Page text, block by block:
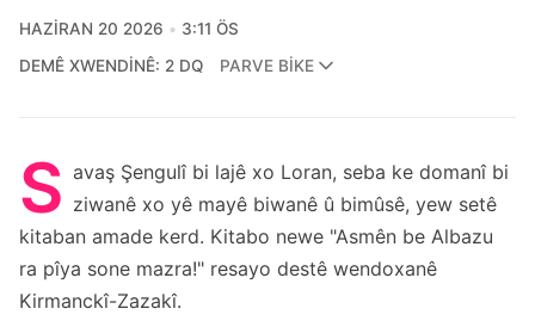
HAZIRAN 20 2026
3:11 ÖS
DEMÊ XWENDINÊ: 2 DQ
PARVE BIKE
S avaş Şengulî bi lajê xo Loran, seba ke domanî bi
ziwanê xo yê mayê biwanê û bimûsê, yew setê
kitaban amade kerd. Kitabo newe "Asmên be Albazu
ra pîya sone mazra!" resayo destê wendoxanê
Kirmanckî-Zazakî.